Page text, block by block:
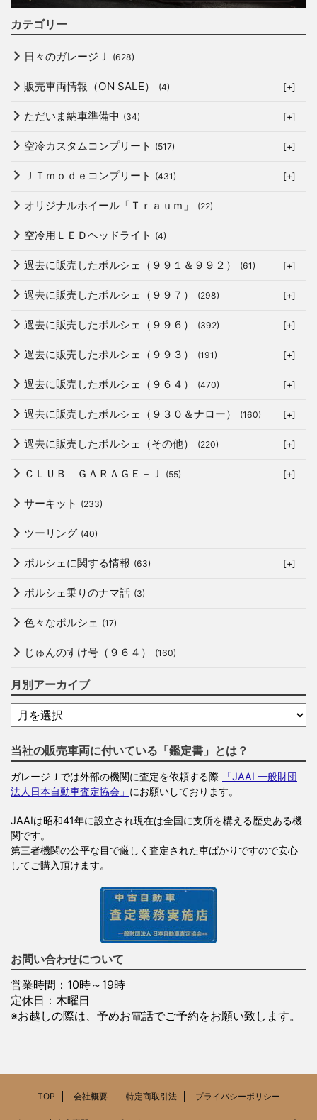
カテゴリー
日々のガレージＪ (628)
販売車両情報（ON SALE） (4) [+]
ただいま納車準備中 (34) [+]
空冷カスタムコンプリート (517) [+]
ＪＴｍｏｄｅコンプリート (431) [+]
オリジナルホイール「Ｔｒａｕｍ」 (22)
空冷用ＬＥＤヘッドライト (4)
過去に販売したポルシェ（９９１＆９９２） (61) [+]
過去に販売したポルシェ（９９７） (298) [+]
過去に販売したポルシェ（９９６） (392) [+]
過去に販売したポルシェ（９９３） (191) [+]
過去に販売したポルシェ（９６４） (470) [+]
過去に販売したポルシェ（９３０＆ナロー） (160) [+]
過去に販売したポルシェ（その他） (220) [+]
ＣＬＵＢ ＧＡＲＡＧＥ－Ｊ (55) [+]
サーキット (233)
ツーリング (40)
ポルシェに関する情報 (63) [+]
ポルシェ乗りのナマ話 (3)
色々なポルシェ (17)
じゅんのすけ号（９６４） (160)
月別アーカイブ
当社の販売車両に付いている「鑑定書」とは？
ガレージＪでは外部の機関に査定を依頼する際
「JAAI 一般財団
法人日本自動車査定協会」 にお願いしております。
JAAIは昭和41年に設立され現在は全国に支所を構える歴史ある機
関です。
第三者機関の公平な目で厳しく査定された車ばかりですので安心
してご購入頂けます。
お問い合わせについて
営業時間：10時～19時
定休日：木曜日
※お越しの際は、予めお電話でご予約をお願い致します。
TOP 会社概要 特定商取引法 プライバシーポリシー